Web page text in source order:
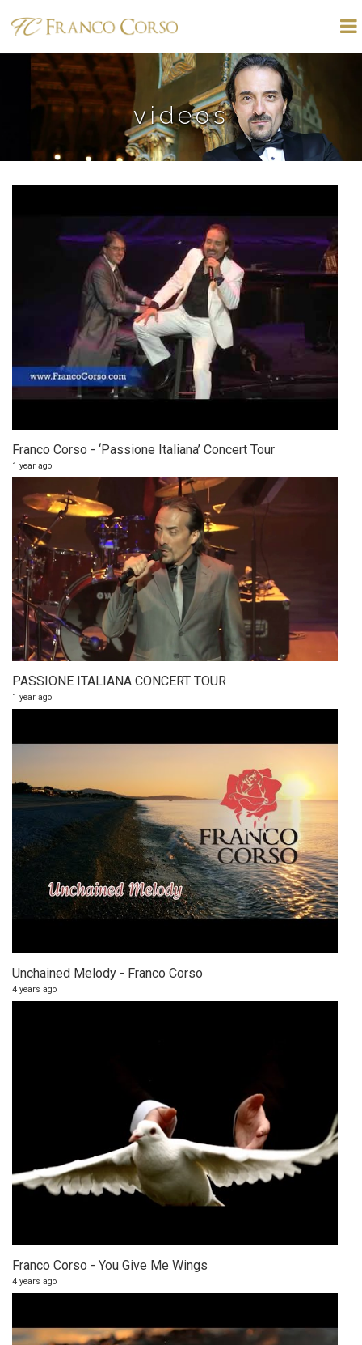
videos
Franco Corso - ‘Passione Italiana’ Concert Tour
1 year ago
PASSIONE ITALIANA CONCERT TOUR
1 year ago
Unchained Melody - Franco Corso
4 years ago
Franco Corso - You Give Me Wings
4 years ago